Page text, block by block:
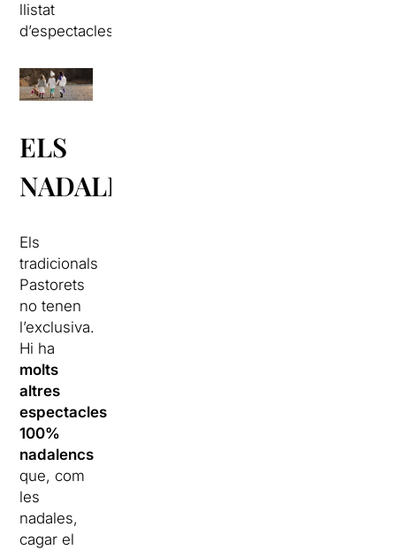
llistat
d’espectacles.
ELS
NADALENCS
Els
tradicionals
Pastorets
no tenen
l’exclusiva.
Hi ha
molts
altres
espectacles
100%
nadalencs
que, com
les
nadales,
cagar el